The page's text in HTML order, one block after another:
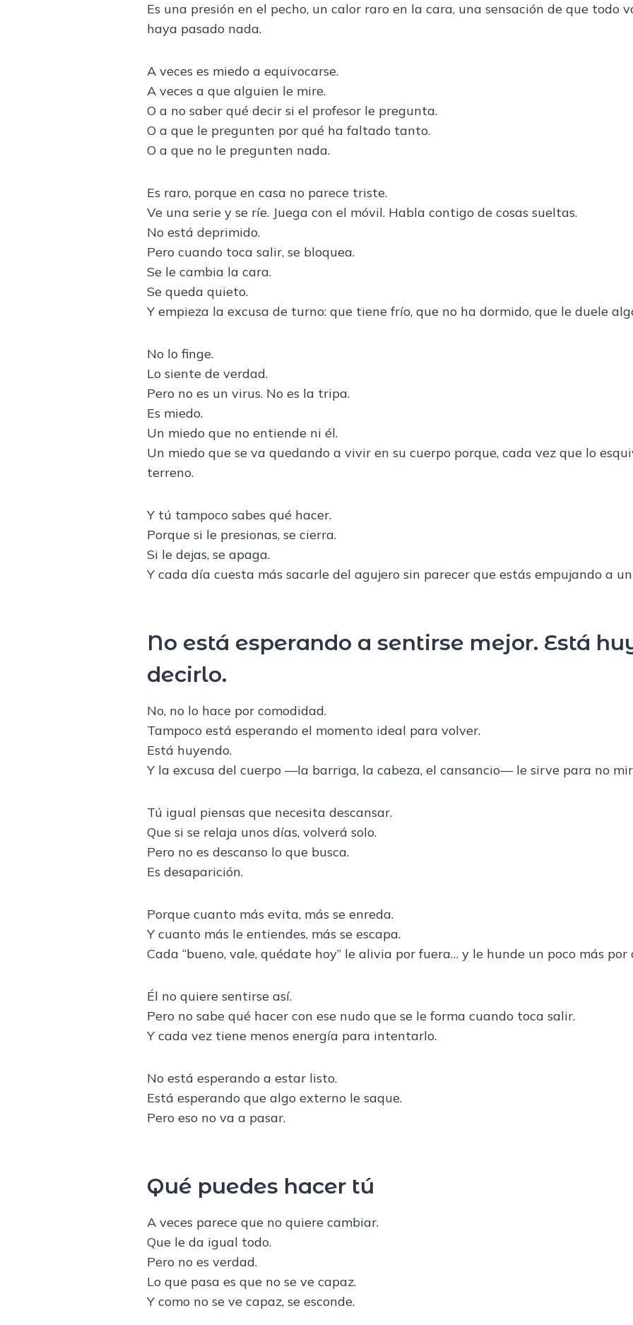
Es una presión en el pecho, un calor raro en la cara, una sensación de que todo
haya pasado nada.
A veces es miedo a equivocarse.
A veces a que alguien le mire.
O a no saber qué decir si el profesor le pregunta.
O a que le pregunten por qué ha faltado tanto.
O a que no le pregunten nada.
Es raro, porque en casa no parece triste.
Ve una serie y se ríe. Juega con el móvil. Habla contigo de cosas sueltas.
No está deprimido.
Pero cuando toca salir, se bloquea.
Se le cambia la cara.
Se queda quieto.
Y empieza la excusa de turno: que tiene frío, que no ha dormido, que le duele
No lo finge.
Lo siente de verdad.
Pero no es un virus. No es la tripa.
Es miedo.
Un miedo que no entiende ni él.
Un miedo que se va quedando a vivir en su cuerpo porque, cada vez que lo
terreno.
Y tú tampoco sabes qué hacer.
Porque si le presionas, se cierra.
Si le dejas, se apaga.
Y cada día cuesta más sacarle del agujero sin parecer que estás empujando a
No está esperando a sentirse mejor. Está
decirlo.
No, no lo hace por comodidad.
Tampoco está esperando el momento ideal para volver.
Está huyendo.
Y la excusa del cuerpo —la barriga, la cabeza, el cansancio— le sirve para no
Tú igual piensas que necesita descansar.
Que si se relaja unos días, volverá solo.
Pero no es descanso lo que busca.
Es desaparición.
Porque cuanto más evita, más se enreda.
Y cuanto más le entiendes, más se escapa.
Cada “bueno, vale, quédate hoy” le alivia por fuera… y le hunde un poco más por
Él no quiere sentirse así.
Pero no sabe qué hacer con ese nudo que se le forma cuando toca salir.
Y cada vez tiene menos energía para intentarlo.
No está esperando a estar listo.
Está esperando que algo externo le saque.
Pero eso no va a pasar.
Qué puedes hacer tú
A veces parece que no quiere cambiar.
Que le da igual todo.
Pero no es verdad.
Lo que pasa es que no se ve capaz.
Y como no se ve capaz, se esconde.